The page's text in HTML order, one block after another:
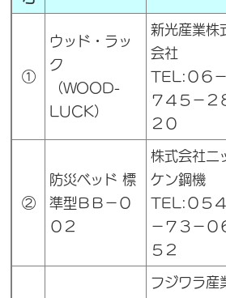
①
ウッド・ラッ
ク
（WOOD-
LUCK）
新光産業株
会社
TEL:０６
７４５－２
２０
②
防災ベッド 標
準型ＢＢ－０
０２
株式会社ニ
ケン鋼機
TEL:０５
－７３－０
５２
フジワラ産